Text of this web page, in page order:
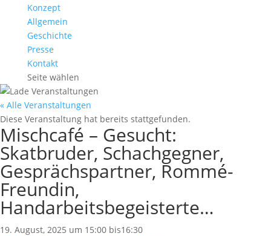
Konzept
Allgemein
Geschichte
Presse
Kontakt
Seite wählen
« Alle Veranstaltungen
Diese Veranstaltung hat bereits stattgefunden.
Mischcafé – Gesucht:
Skatbruder, Schachgegner,
Gesprächspartner, Rommé-
Freundin,
Handarbeitsbegeisterte…
19. August, 2025 um 15:00 bis16:30